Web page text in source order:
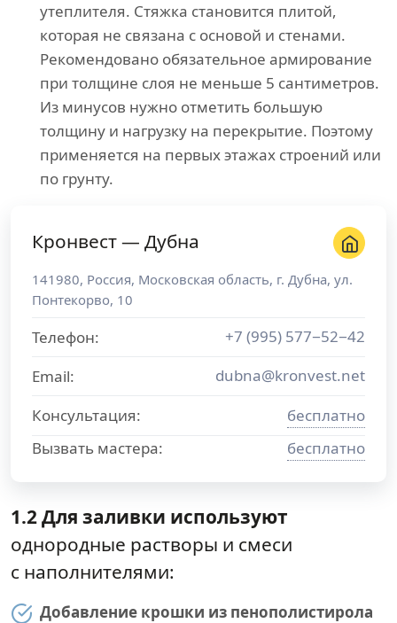
утеплителя. Стяжка становится плитой,
которая не связана с основой и стенами.
Рекомендовано обязательное армирование
при толщине слоя не меньше 5 сантиметров.
Из минусов нужно отметить большую
толщину и нагрузку на перекрытие. Поэтому
применяется на первых этажах строений или
по грунту.
Кронвест — Дубна
141980, Россия, Московская область, г. Дубна, ул.
Понтекорво, 10
Телефон:
+7 (995) 577−52−42
Email:
dubna@kronvest.net
Консультация:
бесплатно
Вызвать мастера:
бесплатно
1.2 Для заливки используют
однородные растворы и смеси
с наполнителями:
Добавление крошки из пенополистирола